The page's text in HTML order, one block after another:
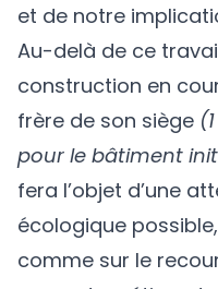
et de notre
Au-delà de ce
construction en
frère de son siège
pour le bâtiment
fera l’objet d’une
écologique
comme sur le